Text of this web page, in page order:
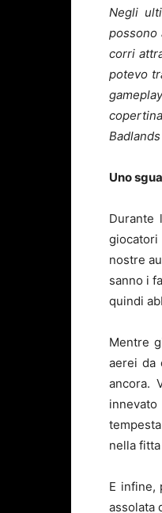
Negli
possono
corri
potevo
Uno
Durante
nostre
sanno i
quindi
Mentre
aerei da
ancora.
nella
E infine,
assolata